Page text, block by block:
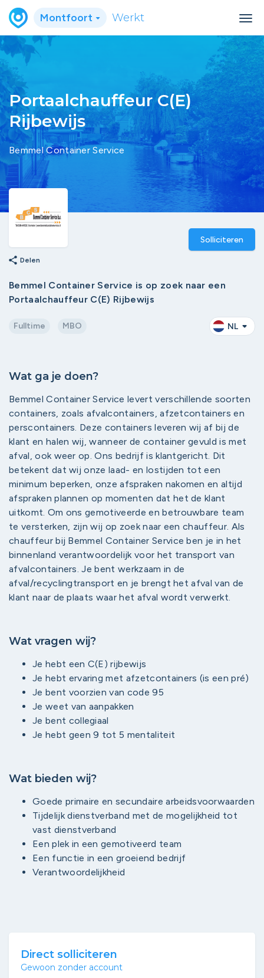
Montfoort Werkt
Portaalchauffeur C(E)
Rijbewijs
Bemmel Container Service
Solliciteren
share Delen
Bemmel Container Service is op zoek naar een
Portaalchauffeur C(E) Rijbewijs
Fulltime MBO NL
Wat ga je doen?
Bemmel Container Service levert verschillende soorten
containers, zoals afvalcontainers, afzetcontainers en
perscontainers. Deze containers leveren wij af bij de
klant en halen wij, wanneer de container gevuld is met
afval, ook weer op. Ons bedrijf is klantgericht. Dit
betekent dat wij onze laad- en lostijden tot een
minimum beperken, onze afspraken nakomen en altijd
afspraken plannen op momenten dat het de klant
uitkomt. Om ons gemotiveerde en betrouwbare team
te versterken, zijn wij op zoek naar een chauffeur. Als
chauffeur bij Bemmel Container Service ben je in het
binnenland verantwoordelijk voor het transport van
afvalcontainers. Je bent werkzaam in de
afval/recyclingtransport en je brengt het afval van de
klant naar de plaats waar het afval wordt verwerkt.
Wat vragen wij?
Je hebt een C(E) rijbewijs
Je hebt ervaring met afzetcontainers (is een pré)
Je bent voorzien van code 95
Je weet van aanpakken
Je bent collegiaal
Je hebt geen 9 tot 5 mentaliteit
Wat bieden wij?
Goede primaire en secundaire arbeidsvoorwaarden
Tijdelijk dienstverband met de mogelijkheid tot
vast dienstverband
Een plek in een gemotiveerd team
Een functie in een groeiend bedrijf
Verantwoordelijkheid
Direct solliciteren
Gewoon zonder account